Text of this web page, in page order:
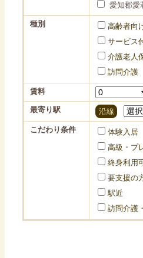
愛知郡愛
種別 高齢者向
サービス
介護老人
訪問介護
賃料
最寄り駅
沿線
こだわり条件 体験入居
高級・プ
終身利用
要支援の
駅近
訪問介護